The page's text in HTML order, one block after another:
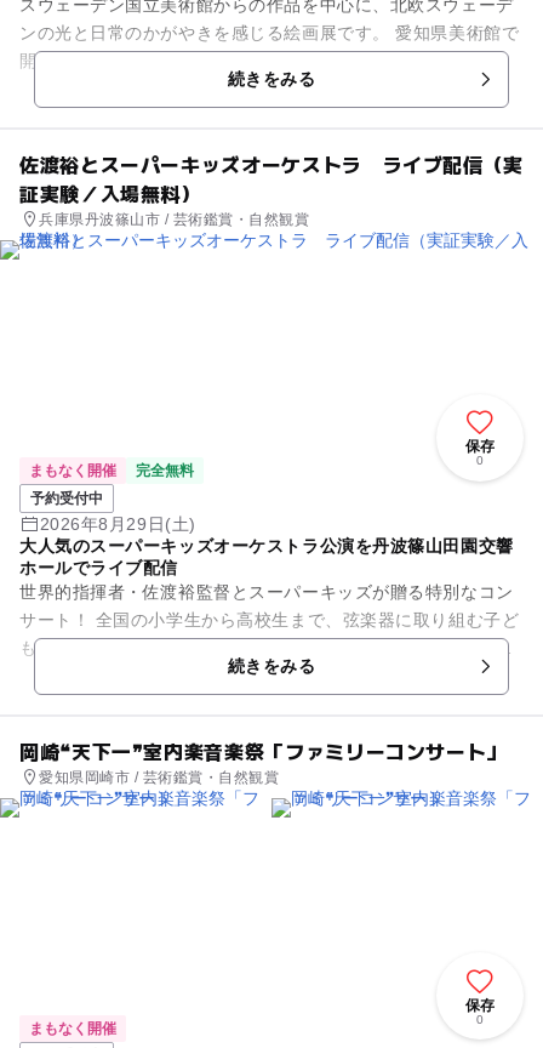
スウェーデン国立美術館からの作品を中心に、北欧スウェーデ
ンの光と日常のかがやきを感じる絵画展です。 愛知県美術館で
開催されます。
続きをみる
佐渡裕とスーパーキッズオーケストラ ライブ配信（実
証実験／入場無料）
兵庫県丹波篠山市 / 芸術鑑賞・自然観賞
保存
0
まもなく開催
完全無料
予約受付中
2026年8月29日(土)
大人気のスーパーキッズオーケストラ公演を丹波篠山田園交響
ホールでライブ配信
世界的指揮者・佐渡裕監督とスーパーキッズが贈る特別なコン
サート！ 全国の小学生から高校生まで、弦楽器に取り組む子ど
もたちの中から選抜されたスーパーキッズオーケストラが、佐
渡裕監督の指揮のもと、...続きをみる
岡崎❝天下一❞室内楽音楽祭「ファミリーコンサート」
愛知県岡崎市 / 芸術鑑賞・自然観賞
保存
0
まもなく開催